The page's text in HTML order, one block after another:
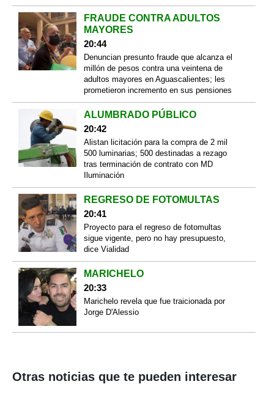
FRAUDE CONTRA ADULTOS
MAYORES
20:44
Denuncian presunto fraude que alcanza el
millón de pesos contra una veintena de
adultos mayores en Aguascalientes; les
prometieron incremento en sus pensiones
ALUMBRADO PÚBLICO
20:42
Alistan licitación para la compra de 2 mil
500 luminarias; 500 destinadas a rezago
tras terminación de contrato con MD
Iluminación
REGRESO DE FOTOMULTAS
20:41
Proyecto para el regreso de fotomultas
sigue vigente, pero no hay presupuesto,
dice Vialidad
MARICHELO
20:33
Marichelo revela que fue traicionada por
Jorge D'Alessio
Otras noticias que te pueden interesar